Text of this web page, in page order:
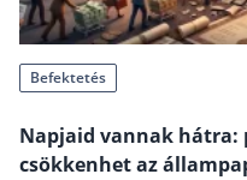
Befektetés
Napjaid vannak hátra:
csökkenhet az